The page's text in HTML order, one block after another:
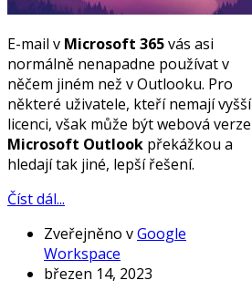
E-mail v Microsoft 365vás asi
normálně nenapadne používat v
něčem jiném než v Outlooku. Pro
některé uživatele, kteří nemají vyšší
licenci, však může být webová verze
Microsoft Outlook překážkou a
hledají tak jiné, lepší řešení.
Číst dál...
Zveřejněno vGoogle
Workspace
březen 14, 2023